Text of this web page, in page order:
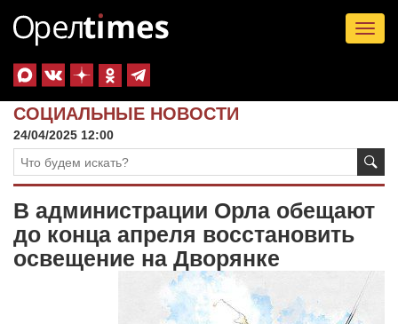
СОЦИАЛЬНЫЕ НОВОСТИ
24/04/2025 12:00
В администрации Орла обещают
до конца апреля восстановить
освещение на Дворянке